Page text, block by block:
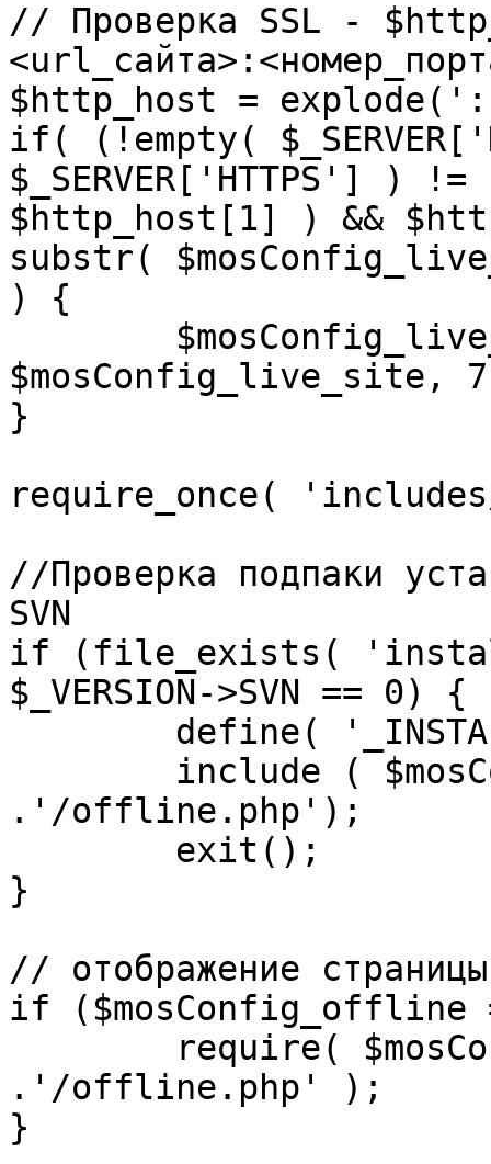
// Проверка SSL -
$http_host = explode(':',
if( (!empty(
$_SERVER['HTTPS']
$http_host[1] ) &&
substr(
) {
$mosConfig_live_site,
}
require_once(
//Проверка подпаки
SVN
if (file_exists(
$_VERSION->SVN == 0) {
.'/offline.php');
}
// отображение
if ($mosConfig_offline
.'/offline.php' );
}